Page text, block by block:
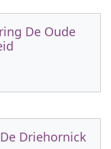
De Oude
Driehornick